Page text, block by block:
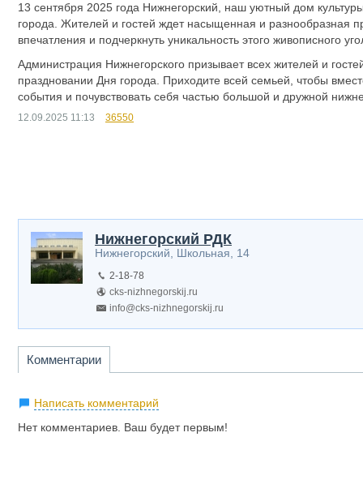
13 сентября 2025 года Нижнегорский, наш уютный дом
города. Жителей и гостей ждет насыщенная и разнообразная
впечатления и подчеркнуть уникальность этого живописного
Администрация Нижнегорского призывает всех жителей и
праздновании Дня города. Приходите всей семьей, чтобы
события и почувствовать себя частью большой и дружной
12.09.2025 11:13 36550
Нижнегорский РДК
Нижнегорский, Школьная, 14
2-18-78
cks-nizhnegorskij.ru
info@cks-nizhnegorskij.ru
Комментарии
Написать комментарий
Нет комментариев. Ваш будет первым!